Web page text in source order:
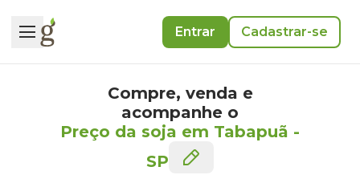
Entrar Cadastrar-se
Compre, venda e
acompanhe o
Preço da soja em Tabapuã -
SP